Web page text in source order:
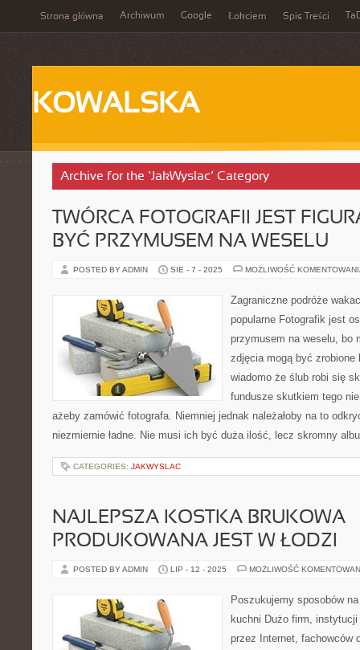
Strona główna Archiwum Google Łokciem Spis Treści
KOWALSKA
Archive for the ‘JakWyslac’ Category
TWÓRCA FOTOGRAFII JEST
BYĆ PRZYMUSEM NA WESELU
POSTED BY ADMIN SIE - 7 - 2025 MOŻLIWOŚĆ
Zagraniczne podróże
popularne Fotografik jest
przymusem na weselu, bo
zdjęcia mogą być zrobione
wiadomo że ślub robi się
fundusze skutkiem tego
ażeby zamówić fotografa. Niemniej jednak należałoby na to
niezmiernie ładne. Nie musi ich być duża ilość, lecz skromny
CATEGORIES: JAKWYSLAC
NAJLEPSZA KOSTKA BRUKOWA
PRODUKOWANA JEST W ŁODZI
POSTED BY ADMIN LIP - 12 - 2025 MOŻLIWOŚĆ
Poszukujemy sposobów
kuchni Dużo firm,
przez Internet, fachowców